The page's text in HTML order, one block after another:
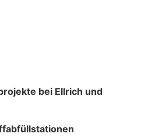
bei Ellrich und